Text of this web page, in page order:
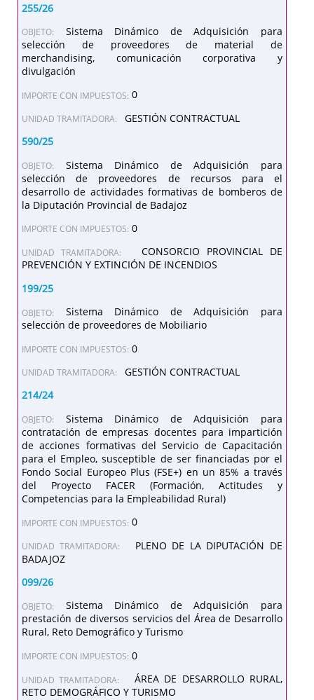
255/26
OBJETO:
Sistema Dinámico de Adquisición para
selección de proveedores de material de
merchandising, comunicación corporativa y
divulgación
IMPORTE CON IMPUESTOS: 0
UNIDAD TRAMITADORA:
GESTIÓN CONTRACTUAL
590/25
OBJETO:
Sistema Dinámico de Adquisición para
selección de proveedores de recursos para el
desarrollo de actividades formativas de bomberos de
la Diputación Provincial de Badajoz
IMPORTE CON IMPUESTOS: 0
UNIDAD TRAMITADORA:
CONSORCIO PROVINCIAL DE
PREVENCIÓN Y EXTINCIÓN DE INCENDIOS
199/25
OBJETO:
Sistema Dinámico de Adquisición para
selección de proveedores de Mobiliario
IMPORTE CON IMPUESTOS: 0
UNIDAD TRAMITADORA:
GESTIÓN CONTRACTUAL
214/24
OBJETO:
Sistema Dinámico de Adquisición para
contratación de empresas docentes para impartición
de acciones formativas del Servicio de Capacitación
para el Empleo, susceptible de ser financiadas por el
Fondo Social Europeo Plus (FSE+) en un 85% a través
del Proyecto FACER (Formación, Actitudes y
Competencias para la Empleabilidad Rural)
IMPORTE CON IMPUESTOS: 0
UNIDAD TRAMITADORA:
PLENO DE LA DIPUTACIÓN DE
BADAJOZ
099/26
OBJETO:
Sistema Dinámico de Adquisición para
prestación de diversos servicios del Área de Desarrollo
Rural, Reto Demográfico y Turismo
IMPORTE CON IMPUESTOS: 0
UNIDAD TRAMITADORA:
ÁREA DE DESARROLLO RURAL,
RETO DEMOGRÁFICO Y TURISMO